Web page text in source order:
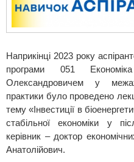
Наприкінці 2023 року
програми 051
Олександровичем у
практики було проведено
тему «Інвестиції в
стабільної економіки у
керівник – доктор
Анатолійович.